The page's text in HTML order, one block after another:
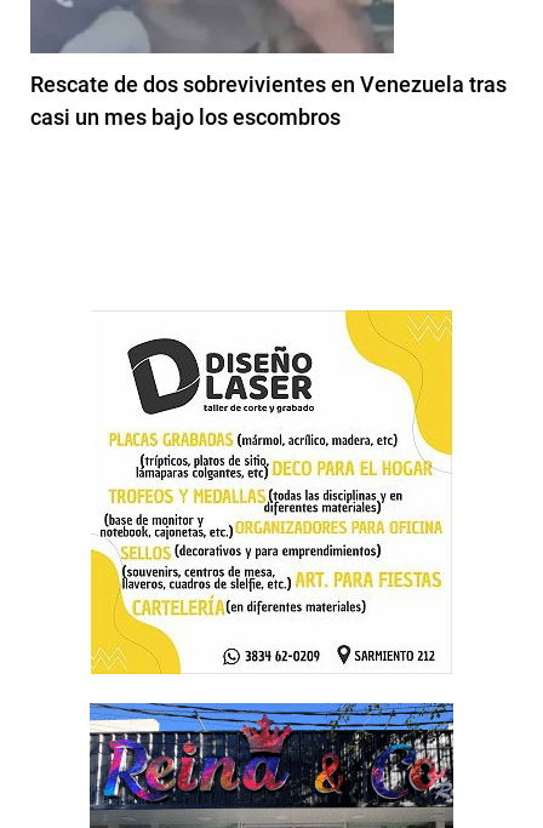
Rescate de dos sobrevivientes en Venezuela tras
casi un mes bajo los escombros